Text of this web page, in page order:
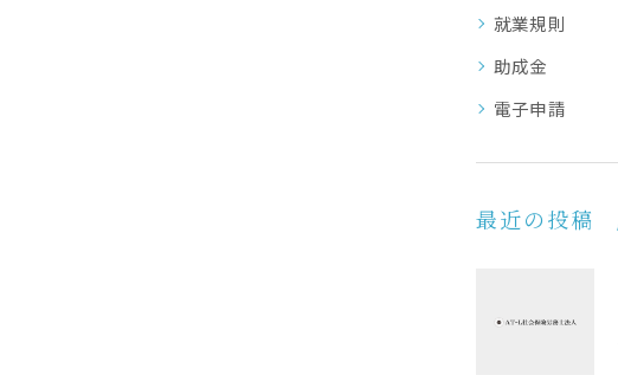
就業規則
助成金
電子申請
最近の投稿